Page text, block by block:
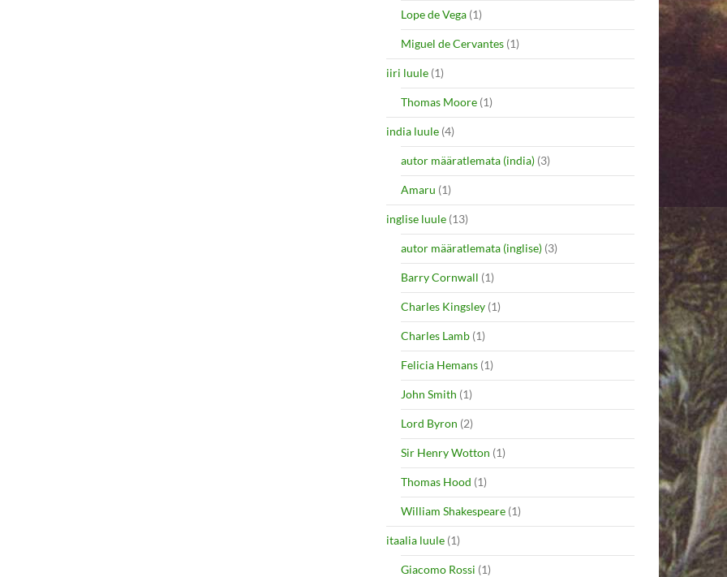
Lope de Vega (1)
Miguel de Cervantes (1)
iiri luule (1)
Thomas Moore (1)
india luule (4)
autor määratlemata (india) (3)
Amaru (1)
inglise luule (13)
autor määratlemata (inglise) (3)
Barry Cornwall (1)
Charles Kingsley (1)
Charles Lamb (1)
Felicia Hemans (1)
John Smith (1)
Lord Byron (2)
Sir Henry Wotton (1)
Thomas Hood (1)
William Shakespeare (1)
itaalia luule (1)
Giacomo Rossi (1)